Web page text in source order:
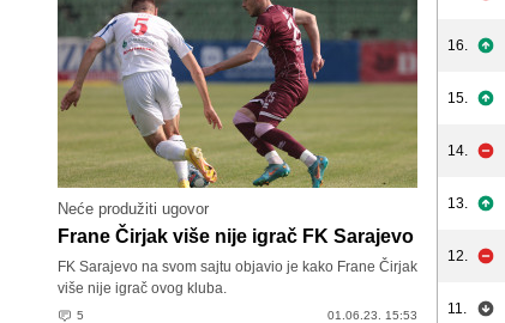
Neće produžiti ugovor
Frane Čirjak više nije igrač FK Sarajevo
FK Sarajevo na svom sajtu objavio je kako Frane Čirjak
više nije igrač ovog kluba.
5 01.06.23. 15:53
16.
15.
14.
13.
12.
11.